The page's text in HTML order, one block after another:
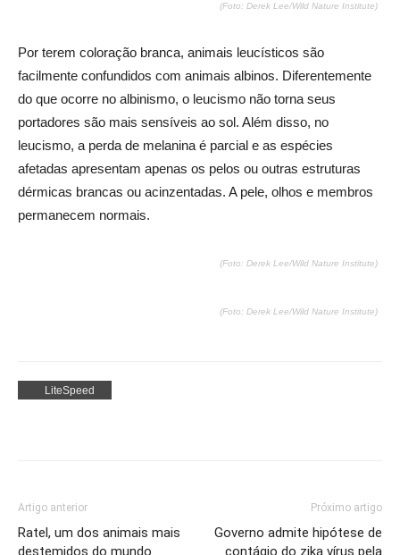
(Foto: Derek Lee/Wild Nature Institute)
Por terem coloração branca, animais leucísticos são
facilmente confundidos com animais albinos. Diferentemente
do que ocorre no albinismo, o leucismo não torna seus
portadores são mais sensíveis ao sol. Além disso, no
leucismo, a perda de melanina é parcial e as espécies
afetadas apresentam apenas os pelos ou outras estruturas
dérmicas brancas ou acinzentadas. A pele, olhos e membros
permanecem normais.
(Foto: Derek Lee/Wild Nature Institute)
(Foto: Derek Lee/Wild Nature Institute)
Artigo anterior
Ratel, um dos animais mais
destemidos do mundo
Próximo artigo
Governo admite hipótese de
contágio do zika vírus pela